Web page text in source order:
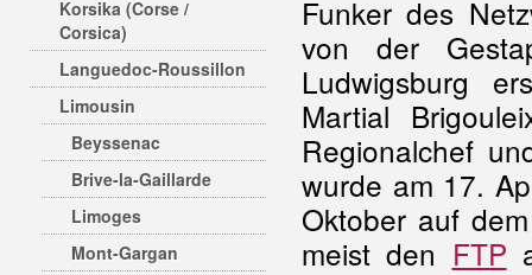
Korsika (Corse /
Corsica)
Languedoc-Roussillon
Limousin
Beyssenac
Brive-la-Gaillarde
Limoges
Mont-Gargan
Funker des
von der
Ludwigsburg
Martial
Regionalchef
wurde am 17.
Oktober auf
meist den FTP